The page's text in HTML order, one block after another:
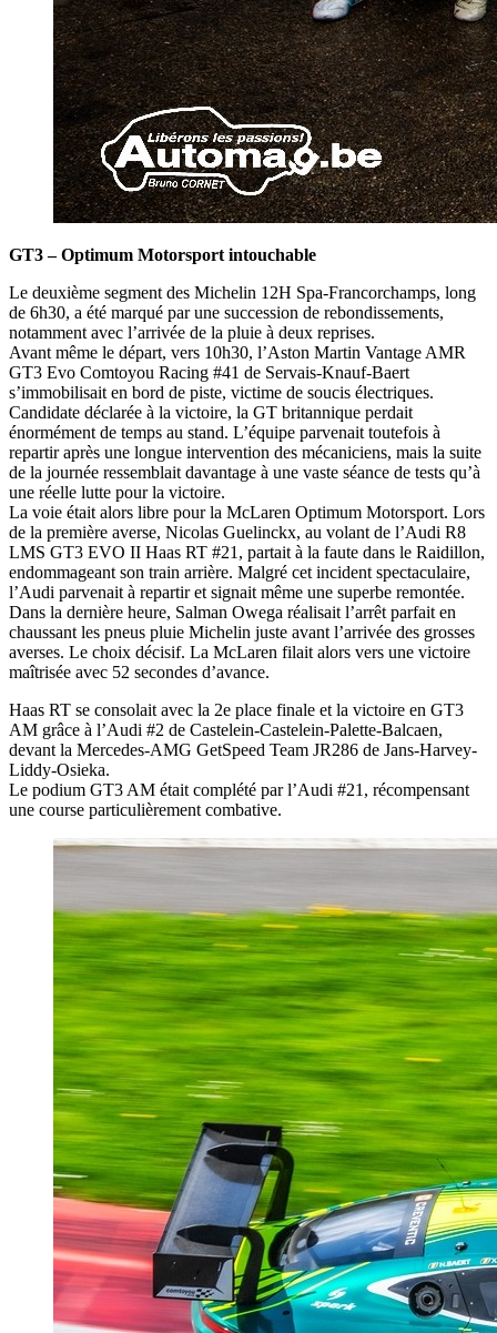
GT3 – Optimum Motorsport intouchable
Le deuxième segment des Michelin 12H Spa-Francorchamps, long
de 6h30, a été marqué par une succession de rebondissements,
notamment avec l’arrivée de la pluie à deux reprises.
Avant même le départ, vers 10h30, l’Aston Martin Vantage AMR
GT3 Evo Comtoyou Racing #41 de Servais-Knauf-Baert
s’immobilisait en bord de piste, victime de soucis électriques.
Candidate déclarée à la victoire, la GT britannique perdait
énormément de temps au stand. L’équipe parvenait toutefois à
repartir après une longue intervention des mécaniciens, mais la suite
de la journée ressemblait davantage à une vaste séance de tests qu’à
une réelle lutte pour la victoire.
La voie était alors libre pour la McLaren Optimum Motorsport. Lors
de la première averse, Nicolas Guelinckx, au volant de l’Audi R8
LMS GT3 EVO II Haas RT #21, partait à la faute dans le Raidillon,
endommageant son train arrière. Malgré cet incident spectaculaire,
l’Audi parvenait à repartir et signait même une superbe remontée.
Dans la dernière heure, Salman Owega réalisait l’arrêt parfait en
chaussant les pneus pluie Michelin juste avant l’arrivée des grosses
averses. Le choix décisif. La McLaren filait alors vers une victoire
maîtrisée avec 52 secondes d’avance.
Haas RT se consolait avec la 2e place finale et la victoire en GT3
AM grâce à l’Audi #2 de Castelein-Castelein-Palette-Balcaen,
devant la Mercedes-AMG GetSpeed Team JR286 de Jans-Harvey-
Liddy-Osieka.
Le podium GT3 AM était complété par l’Audi #21, récompensant
une course particulièrement combative.